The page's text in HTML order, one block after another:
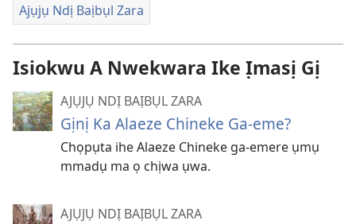
Ajụjụ Ndị Baịbụl Zara
Isiokwu A Nwekwara Ike Ịmasị Gị
AJỤJỤ NDỊ BAỊBỤL ZARA
Gịnị Ka Alaeze Chineke Ga-eme?
Chọpụta ihe Alaeze Chineke ga-emere ụmụ
mmadụ ma ọ chịwa ụwa.
AJỤJỤ NDỊ BAỊBỤL ZARA